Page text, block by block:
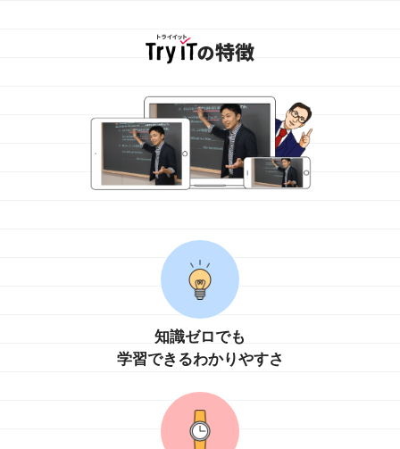
知識ゼロでも
学習できるわかりやすさ